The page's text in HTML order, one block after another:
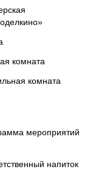
комната
комната
мероприятий
напиток